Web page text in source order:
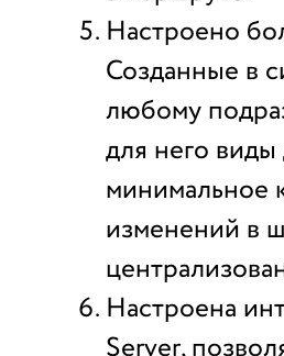
Настроено
Созданные в
любому
для него виды
минимальное
изменений в
Настроена
Server,